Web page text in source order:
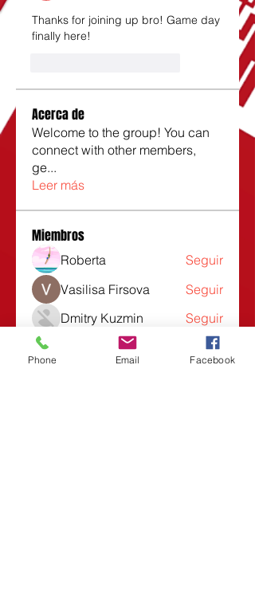
Thanks for joining up bro! Game day
finally here!
Acerca de
Welcome to the group! You can
connect with other members,
ge...
Leer más
Miembros
Roberta
Seguir
Vasilisa Firsova
Seguir
Dmitry Kuzmin
Seguir
Lars Moraes
Seguir
Phone Email Facebook